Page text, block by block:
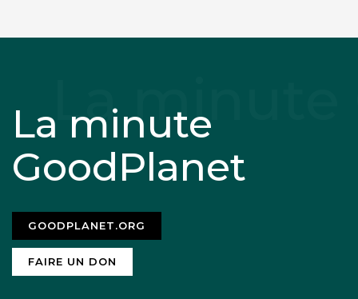
La minute
GoodPlanet
GOODPLANET.ORG
FAIRE UN DON